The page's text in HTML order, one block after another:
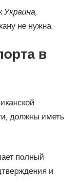
Украина,
не нужна.
в
должны иметь
полный
и